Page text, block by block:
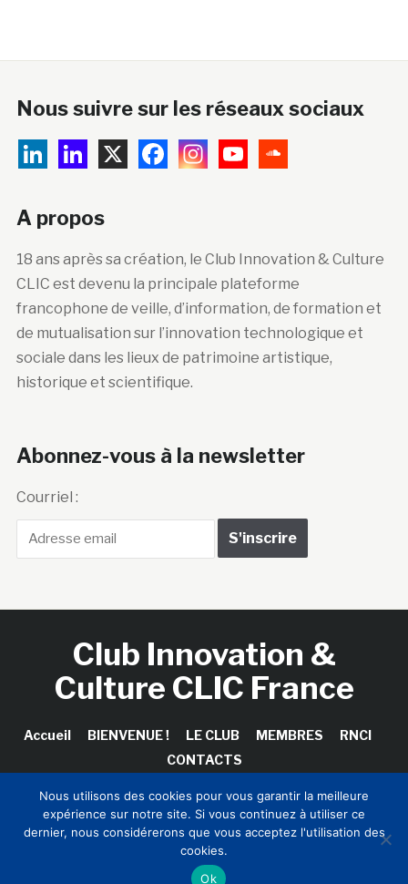
Nous suivre sur les réseaux sociaux
A propos
18 ans après sa création, le Club Innovation & Culture
CLIC est devenu la principale plateforme
francophone de veille, d’information, de formation et
de mutualisation sur l’innovation technologique et
sociale dans les lieux de patrimoine artistique,
historique et scientifique.
Abonnez-vous à la newsletter
Courriel :
Club Innovation &
Culture CLIC France
Accueil BIENVENUE ! LE CLUB MEMBRES
RNCI
CONTACTS
Copyright © 2026 Club Innovation & Culture CLIC France /
Sinapses Conseils
Nous utilisons des cookies pour vous garantir la meilleure
expérience sur notre site. Si vous continuez à utiliser ce
dernier, nous considérerons que vous acceptez l'utilisation des
cookies.
Ok